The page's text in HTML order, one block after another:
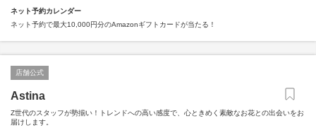
ネット予約カレンダー
ネット予約で最大10,000円分のAmazonギフトカードが当たる！
店舗公式
Astina
Z世代のスタッフが勢揃い！トレンドへの高い感度で、心ときめく素敵なお花との出会いをお
届けします。